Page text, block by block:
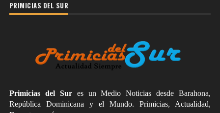
PRIMICIAS DEL SUR
Primicias del Sures un Medio Noticias desde Barahona,
República Dominicana y el Mundo. Primicias, Actualidad,